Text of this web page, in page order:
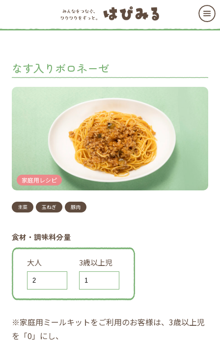
なす入りボロネーゼ
家庭用レシピ
主菜 玉ねぎ 豚肉
食材・調味料分量
大人 3歳以上児
※家庭用ミールキットをご利用のお客様は、3歳以上児
を「0」にし、